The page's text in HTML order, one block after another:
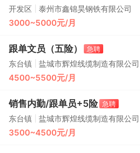
开发区
泰州市鑫锦昊钢铁有限公司
3000~5000元/月
跟单文员（五险）
急聘
东台镇
盐城市辉煌线缆制造有限公司
4500~5500元/月
销售内勤/跟单员+5险 急聘
东台镇
盐城市辉煌线缆制造有限公司
3500~4500元/月